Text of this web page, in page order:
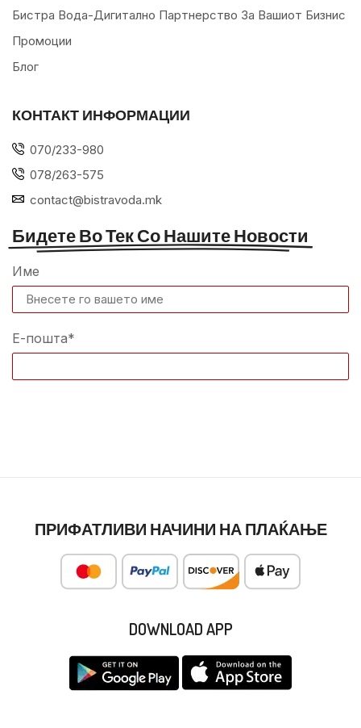
Бистра Вода-Дигитално Партнерство За Вашиот Бизнис
Промоции
Блог
КОНТАКТ ИНФОРМАЦИИ
070/233-980
078/263-575
contact@bistravoda.mk
Бидете Во Тек Со Нашите Новости
Име
Е-пошта*
ПРИФАТЛИВИ НАЧИНИ НА ПЛАЌАЊЕ
DOWNLOAD APP